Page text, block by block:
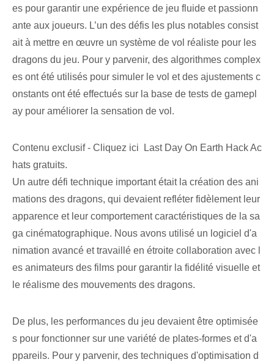
es pour garantir une expérience de jeu fluide et passionn
ante aux joueurs. L’un des défis les plus notables consist
ait à mettre en œuvre un système de vol réaliste pour les
dragons du jeu. Pour y parvenir, des algorithmes complex
es ont été utilisés pour simuler le vol et des ajustements c
onstants ont été effectués sur la base de tests de gamepl
ay pour améliorer la sensation de vol.
Contenu exclusif - Cliquez ici Last Day On Earth Hack Ac
hats gratuits.
Un autre défi technique important était la création des ani
mations des dragons, qui devaient refléter fidèlement leur
apparence et leur comportement caractéristiques de la sa
ga cinématographique. Nous avons utilisé un logiciel d'a
nimation avancé et travaillé en étroite collaboration avec l
es animateurs des films pour garantir la fidélité visuelle et
le réalisme des mouvements des dragons.
De plus, les performances du jeu devaient être optimisée
s pour fonctionner sur une variété de plates-formes et d'a
ppareils. Pour y parvenir, des techniques d'optimisation d